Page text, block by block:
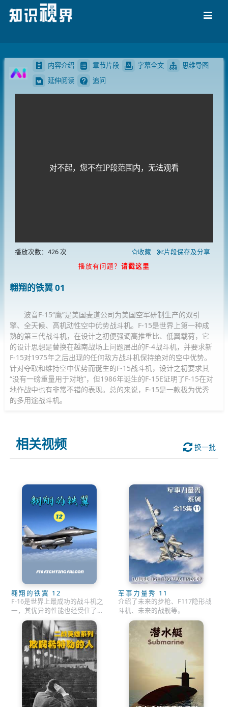
导航
内容介绍 章节片段 字幕全文
思维导图
延伸阅读
追问
对不起，您不在IP段范围内，无法观看
播放次数：426 次 收藏
片段保存及分享
播放有问题？ 请戳这里
翱翔的铁翼 01
波音F-15“鹰”是美国麦道公司为美国空军研制生产的双引
擎、全天候、高机动性空中优势战斗机。F-15是世界上第一种成
熟的第三代战斗机，在设计之初便强调高推重比、低翼载荷，它
的设计思想是替换在越南战场上问题层出的F-4战斗机，并要求新
F-15对1975年之后出现的任何敌方战斗机保持绝对的空中优势。
针对夺取和维持空中优势而诞生的F-15战斗机，设计之初要求其
“没有一磅重量用于对地”，但1986年诞生的F-15E证明了F-15在对
地作战中也有非常不错的表现。总的来说，F-15是一款极为优秀
的多用途战斗机。
相关视频 换一批
翱翔的铁翼 12
F-16是世界上最成功的战斗机之
一，其优异的性能也经受住了实
战考验。
军事力量秀 11
介绍了未来的步枪、F117隐形战
斗机、未来的战舰等。